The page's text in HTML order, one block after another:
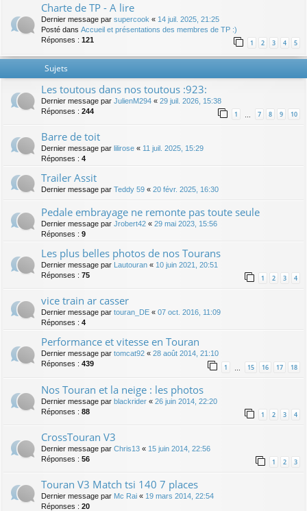
Charte de TP - A lire
Dernier message par supercook « 14 juil. 2025, 21:25
Posté dans Accueil et présentations des membres de TP :)
Réponses : 121 1 2 3 4 5
Sujets
Les toutous dans nos toutous :923:
Dernier message par JulienM294 « 29 juil. 2026, 15:38
Réponses : 244 1 … 7 8 9 10
Barre de toit
Dernier message par lilirose « 11 juil. 2025, 15:29
Réponses : 4
Trailer Assit
Dernier message par Teddy 59 « 20 févr. 2025, 16:30
Pedale embrayage ne remonte pas toute seule
Dernier message par Jrobert42 « 29 mai 2023, 15:56
Réponses : 9
Les plus belles photos de nos Tourans
Dernier message par Lautouran « 10 juin 2021, 20:51
Réponses : 75 1 2 3 4
vice train ar casser
Dernier message par touran_DE « 07 oct. 2016, 11:09
Réponses : 4
Performance et vitesse en Touran
Dernier message par tomcat92 « 28 août 2014, 21:10
Réponses : 439 1 15 16 17 18
Nos Touran et la neige : les photos
Dernier message par blackrider « 26 juin 2014, 22:20
Réponses : 88 1 2 3 4
CrossTouran V3
Dernier message par Chris13 « 15 juin 2014, 22:56
Réponses : 56 1 2 3
Touran V3 Match tsi 140 7 places
Dernier message par Mc Rai « 19 mars 2014, 22:54
Réponses : 20